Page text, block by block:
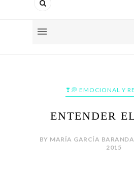
❣💭 EMOCIONAL Y
ENTENDER
BY MARÍA GARCÍA
2015